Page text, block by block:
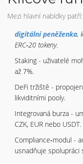
Mezi hlavní nabídky patří:
digitální peněženka,
ERC‑20 tokeny.
Staking - uživatelé
až 7%.
DeFi tržiště -
likviditními pooly.
Integrovaná burza -
CZK, EUR nebo USDT.
Compliance‑modul -
usnadňuje spolupráci